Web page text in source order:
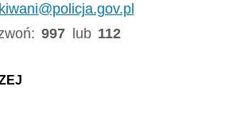
997 lub 112